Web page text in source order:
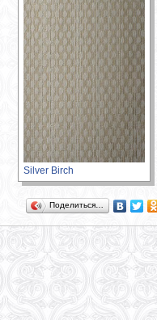
Silver Birch
Поделиться…